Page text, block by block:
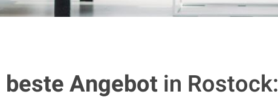
beste Angebotin Rostock: